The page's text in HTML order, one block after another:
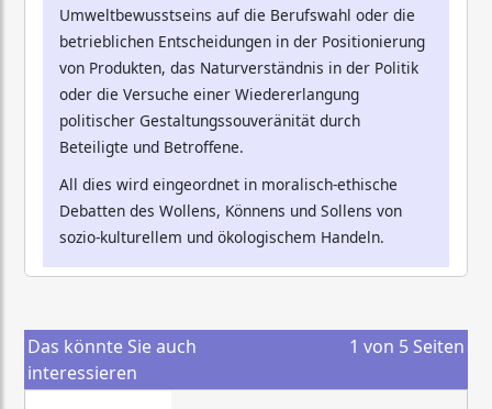
Umweltbewusstseins auf die Berufswahl oder die
betrieblichen Entscheidungen in der Positionierung
von Produkten, das Naturverständnis in der Politik
oder die Versuche einer Wiedererlangung
politischer Gestaltungssouveränität durch
Beteiligte und Betroffene.
All dies wird eingeordnet in moralisch-ethische
Debatten des Wollens, Könnens und Sollens von
sozio-kulturellem und ökologischem Handeln.
Das könnte Sie auch
interessieren
1 von 5 Seiten